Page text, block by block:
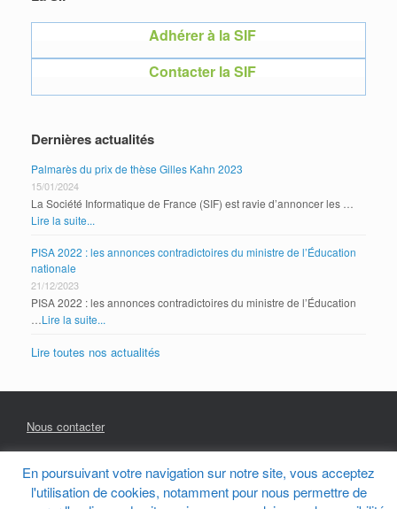
Adhérer à la SIF
Contacter la SIF
Dernières actualités
Palmarès du prix de thèse Gilles Kahn 2023
15/01/2024
La Société Informatique de France (SIF) est ravie d’annoncer les …
Lire la suite...
PISA 2022 : les annonces contradictoires du ministre de l’Éducation
nationale
21/12/2023
PISA 2022 : les annonces contradictoires du ministre de l’Éducation
…Lire la suite...
Lire toutes nos actualités
Nous contacter
Mentions Légales
En poursuivant votre navigation sur notre site, vous acceptez
l'utilisation de cookies, notamment pour nous permettre de